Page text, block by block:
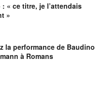
« ce titre, je l’attendais
»
la performance de Baudino
à Romans